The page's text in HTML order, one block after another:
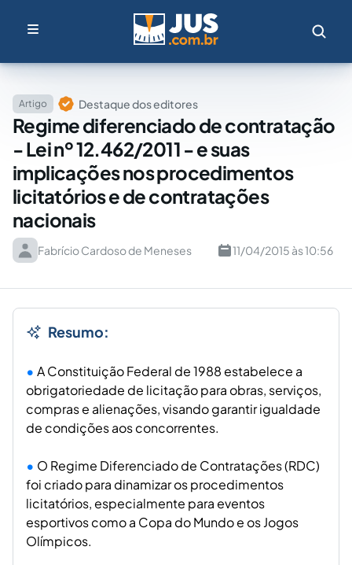
Artigo Destaque dos editores
Regime diferenciado de contratação
- Lei nº 12.462/2011 - e suas
implicações nos procedimentos
licitatórios e de contratações
nacionais
Fabrício Cardoso de Meneses 11/04/2015 às 10:56
Resumo:
A Constituição Federal de 1988 estabelece a
obrigatoriedade de licitação para obras, serviços,
compras e alienações, visando garantir igualdade
de condições aos concorrentes.
O Regime Diferenciado de Contratações (RDC)
foi criado para dinamizar os procedimentos
licitatórios, especialmente para eventos
esportivos como a Copa do Mundo e os Jogos
Olímpicos.